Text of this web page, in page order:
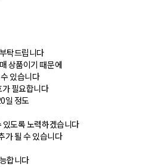
탁드립니다
상품이기 때문에
있습니다
필요합니다
일 정도
있도록 노력하겠습니다
가 될 수 있습니다
합니다